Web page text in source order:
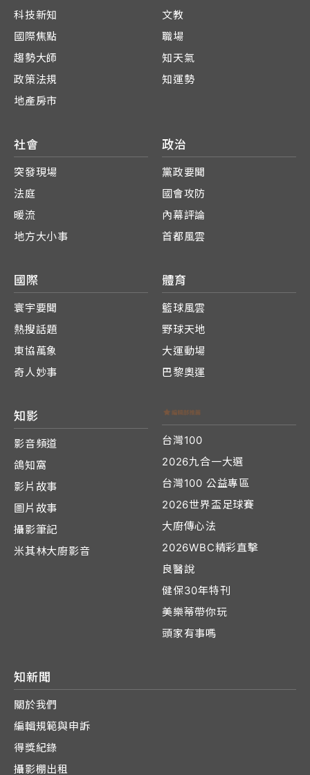
科技新知
國際焦點
趨勢大師
政策法規
地產房市
文教
職場
知天氣
知運勢
社會
突發現場
法庭
暖流
地方大小事
政治
黨政要聞
國會攻防
內幕評論
首都風雲
國際
寰宇要聞
熱搜話題
東協萬象
奇人妙事
體育
籃球風雲
野球天地
大運動場
巴黎奧運
知影
影音頻道
鴿知窩
影片故事
圖片故事
攝影筆記
米其林大廚影音
台灣100
2026九合一大選
台灣100 公益專區
2026世界盃足球賽
大廚傳心法
2026WBC精彩直擊
良醫說
健保30年特刊
美樂蒂帶你玩
頭家有事嗎
知新聞
關於我們
編輯規範與申訴
得獎紀錄
攝影棚出租